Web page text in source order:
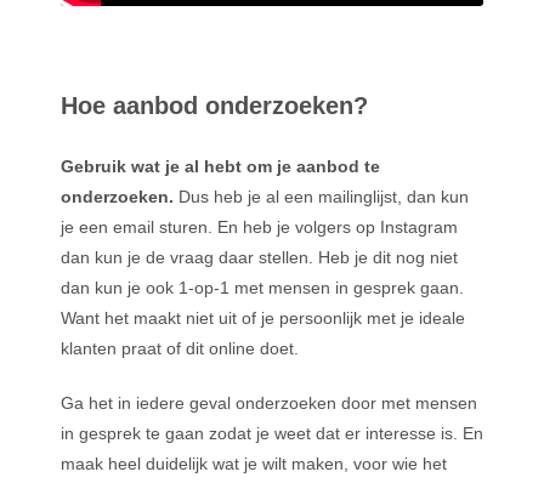
Hoe aanbod onderzoeken?
Gebruik wat je al hebt om je aanbod te
onderzoeken. Dus heb je al een mailinglijst, dan kun
je een email sturen. En heb je volgers op Instagram
dan kun je de vraag daar stellen. Heb je dit nog niet
dan kun je ook 1-op-1 met mensen in gesprek gaan.
Want het maakt niet uit of je persoonlijk met je ideale
klanten praat of dit online doet.
Ga het in iedere geval onderzoeken door met mensen
in gesprek te gaan zodat je weet dat er interesse is. En
maak heel duidelijk wat je wilt maken, voor wie het